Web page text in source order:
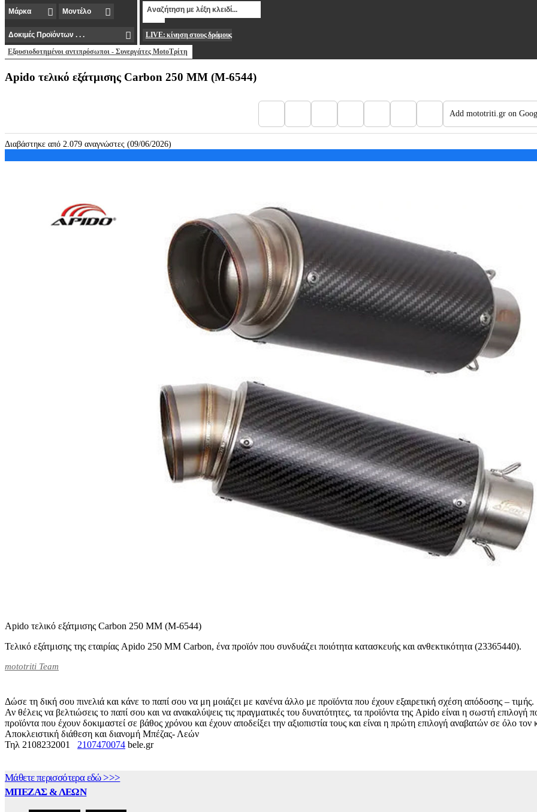
LIVE: κίνηση στους δρόμους
Εξουσιοδοτημένοι αντιπρόσωποι - Συνεργάτες MotoΤρίτη
Αpido τελικό εξάτμισης Carbon 250 MM (M-6544)
Add mototriti.gr on
Διαβάστηκε από 2.079 αναγνώστες (09/06/2026)
Αpido τελικό εξάτμισης Carbon 250 MM (M-6544)
Τελικό εξάτμισης της εταιρίας Apido 250 MM Carbon, ένα προϊόν που συνδυάζει ποιότητα κατασκευής και ανθεκτικότητα (23365440).
mototriti Team
Δώσε τη δική σου πινελιά και κάνε το παπί σου να μη μοιάζει με κανένα άλλο με προϊόντα που έχουν εξαιρετική σχέση απόδοσης – τιμής.
Αν θέλεις να βελτιώσεις το παπί σου και να ανακαλύψεις τις πραγματικές του δυνατότητες, τα προϊόντα της Apido είναι η σωστή επιλογή
προϊόντα που έχουν δοκιμαστεί σε βάθος χρόνου και έχουν αποδείξει την αξιοπιστία τους και είναι η πρώτη επιλογή αναβατών σε όλο
Αποκλειστική διάθεση και διανομή Μπέζας- Λεών
Τηλ 2108232001 2107470074 bele.gr
Μάθετε περισσότερα εδώ >>>
ΜΠΕΖΑΣ & ΛΕΩΝ